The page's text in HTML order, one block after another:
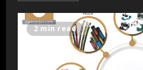
2 min read